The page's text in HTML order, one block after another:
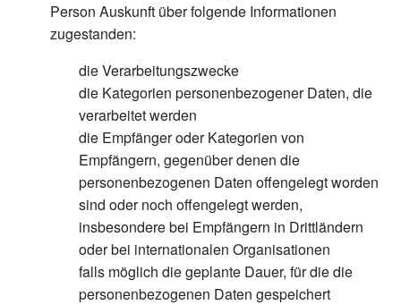
Person Auskunft über folgende Informationen
zugestanden:
die Verarbeitungszwecke
die Kategorien personenbezogener Daten, die
verarbeitet werden
die Empfänger oder Kategorien von
Empfängern, gegenüber denen die
personenbezogenen Daten offengelegt worden
sind oder noch offengelegt werden,
insbesondere bei Empfängern in Drittländern
oder bei internationalen Organisationen
falls möglich die geplante Dauer, für die die
personenbezogenen Daten gespeichert